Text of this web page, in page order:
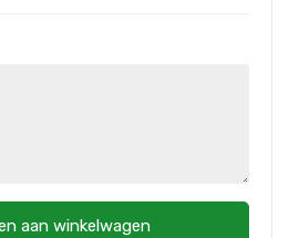
aan winkelwagen